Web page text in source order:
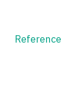
Reference